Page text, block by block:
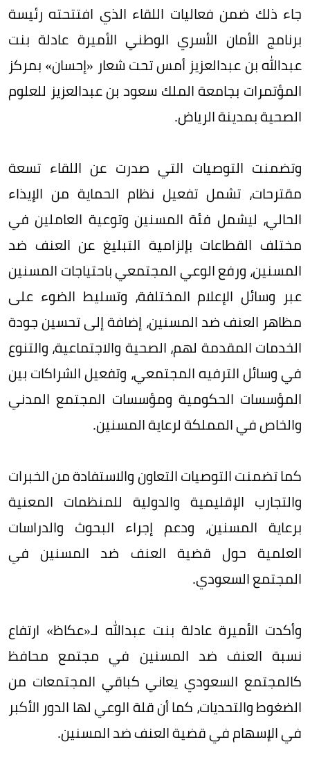
جاء ذلك ضمن فعاليات اللقاء الذي افتتحته رئيسة
برنامج الأمان الأسري الوطني الأميرة عادلة بنت
عبدالله بن عبدالعزيز أمس تحت شعار «إحسان» بمركز
المؤتمرات بجامعة الملك سعود بن عبدالعزيز للعلوم
الصحية بمدينة الرياض.
وتضمنت التوصيات التي صدرت عن اللقاء تسعة
مقترحات، تشمل تفعيل نظام الحماية من الإيذاء
الحالي، ليشمل فئة المسنين وتوعية العاملين في
مختلف القطاعات بإلزامية التبليغ عن العنف ضد
المسنين، ورفع الوعي المجتمعي باحتياجات المسنين
عبر وسائل الإعلام المختلفة، وتسليط الضوء على
مظاهر العنف ضد المسنين، إضافة إلى تحسين جودة
الخدمات المقدمة لهم، الصحية والاجتماعية، والتنوع
في وسائل الترفيه المجتمعي، وتفعيل الشراكات بين
المؤسسات الحكومية ومؤسسات المجتمع المدني
والخاص في المملكة لرعاية المسنين.
كما تضمنت التوصيات التعاون والاستفادة من الخبرات
والتجارب الإقليمية والدولية للمنظمات المعنية
برعاية المسنين، ودعم إجراء البحوث والدراسات
العلمية حول قضية العنف ضد المسنين في
المجتمع السعودي.
وأكدت الأميرة عادلة بنت عبدالله لـ«عكاظ» ارتفاع
نسبة العنف ضد المسنين في مجتمع محافظ
كالمجتمع السعودي يعاني كباقي المجتمعات من
الضغوط والتحديات، كما أن قلة الوعي لها الدور الأكبر
في الإسهام في قضية العنف ضد المسنين.